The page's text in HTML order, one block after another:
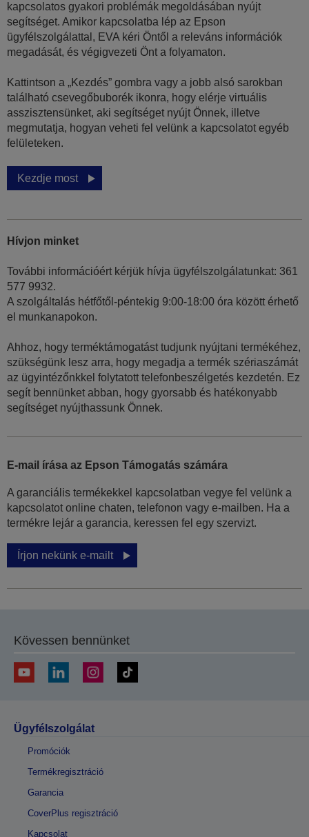
kapcsolatos gyakori problémák megoldásában nyújt
segítséget. Amikor kapcsolatba lép az Epson
ügyfélszolgálattal, EVA kéri Öntől a releváns információk
megadását, és végigvezeti Önt a folyamaton.
Kattintson a „Kezdés” gombra vagy a jobb alsó sarokban
található csevegőbuborék ikonra, hogy elérje virtuális
asszisztensünket, aki segítséget nyújt Önnek, illetve
megmutatja, hogyan veheti fel velünk a kapcsolatot egyéb
felületeken.
Kezdje most
Hívjon minket
További információért kérjük hívja ügyfélszolgálatunkat: 361
577 9932.
A szolgáltalás hétfőtől-péntekig 9:00-18:00 óra között érhető
el munkanapokon.
Ahhoz, hogy terméktámogatást tudjunk nyújtani termékéhez,
szükségünk lesz arra, hogy megadja a termék szériaszámát
az ügyintézőnkkel folytatott telefonbeszélgetés kezdetén. Ez
segít bennünket abban, hogy gyorsabb és hatékonyabb
segítséget nyújthassunk Önnek.
E-mail írása az Epson Támogatás számára
A garanciális termékekkel kapcsolatban vegye fel velünk a
kapcsolatot online chaten, telefonon vagy e-mailben. Ha a
termékre lejár a garancia, keressen fel egy szervizt.
Írjon nekünk e-mailt
Kövessen bennünket
Ügyfélszolgálat
Promóciók
Termékregisztráció
Garancia
CoverPlus regisztráció
Kapcsolat